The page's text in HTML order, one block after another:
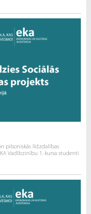
pilsoniskās līdzdalības
Vadībzinību 1. kursa studenti